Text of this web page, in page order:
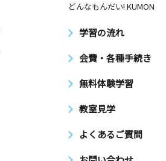
どんなもんだい! KUMON
学習の流れ
会費・各種手続き
無料体験学習
教室見学
よくあるご質問